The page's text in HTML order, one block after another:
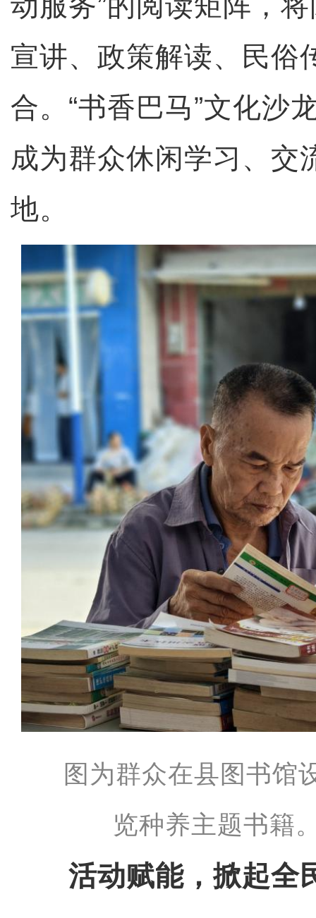
宣讲、政策解读、民俗
合。“书香巴马”文化沙
成为群众休闲学习、交
地。
图为群众在县图书馆
览种养主题书籍
活动赋能，掀起全